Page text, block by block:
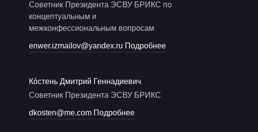
Советник Президента ЭСВУ БРИКС по
концептуальным и
межконфессиональным вопросам
enwer.izmailov@yandex.ru Подробнее
Кóстень Дмитрий Геннадиевич
Советник Президента ЭСВУ БРИКС
dkosten@me.com Подробнее